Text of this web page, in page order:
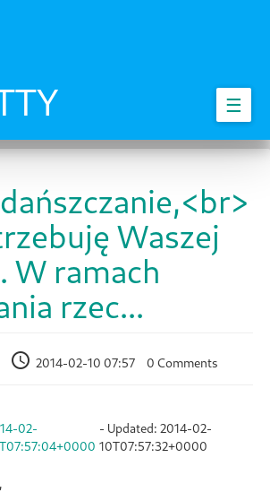
☰
Waszej
W ramach
rzec...
2014-02-10 07:57 0 Comments
02-
- Updated: 2014-02-
10T07:57:32+0000